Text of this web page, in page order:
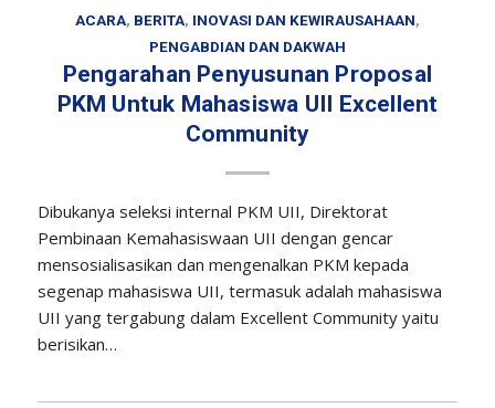
ACARA, BERITA, INOVASI DAN KEWIRAUSAHAAN,
PENGABDIAN DAN DAKWAH
Pengarahan Penyusunan Proposal
PKM Untuk Mahasiswa UII Excellent
Community
Dibukanya seleksi internal PKM UII, Direktorat
Pembinaan Kemahasiswaan UII dengan gencar
mensosialisasikan dan mengenalkan PKM kepada
segenap mahasiswa UII, termasuk adalah mahasiswa
UII yang tergabung dalam Excellent Community yaitu
berisikan…